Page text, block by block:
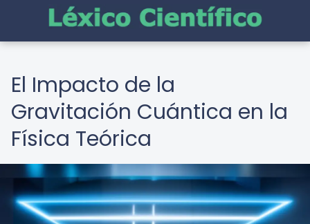
El Impacto de la
Gravitación Cuántica en la
Física Teórica